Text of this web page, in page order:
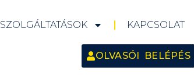
SZOLGÁLTATÁSOK KAPCSOLAT
OLVASÓI BELÉPÉS